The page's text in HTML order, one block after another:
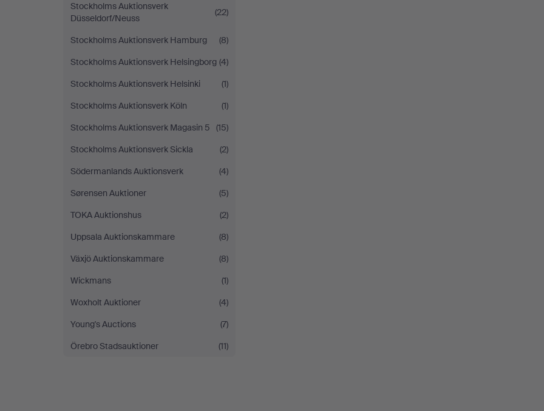
Stockholms Auktionsverk
Düsseldorf/Neuss
(22)
Stockholms Auktionsverk Hamburg
(8)
Stockholms Auktionsverk Helsingborg (4)
Stockholms Auktionsverk Helsinki
(1)
Stockholms Auktionsverk Köln
(1)
Stockholms Auktionsverk Magasin 5
(15)
Stockholms Auktionsverk Sickla
(2)
Södermanlands Auktionsverk
(4)
Sørensen Auktioner
(5)
TOKA Auktionshus
(2)
Uppsala Auktionskammare
(8)
Växjö Auktionskammare
(8)
Wickmans
(1)
Woxholt Auktioner
(4)
Young's Auctions
(7)
Örebro Stadsauktioner
(11)